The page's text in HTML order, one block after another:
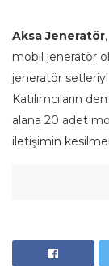
Aksa Jeneratör
mobil jeneratör
jeneratör
Katılımcıların
alana 20 adet
iletişimin